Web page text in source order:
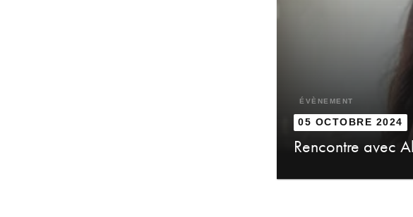
ÉVÈNEMENT
05 OCTOBRE 2024
Rencontre avec